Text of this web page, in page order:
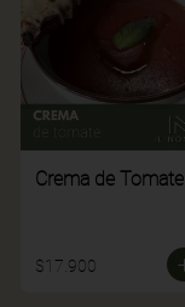
Crema de Tomate
$17.900